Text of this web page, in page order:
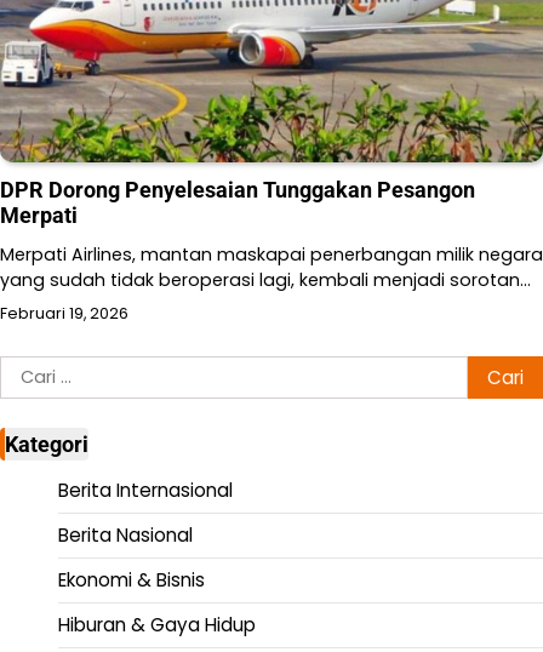
DPR Dorong Penyelesaian Tunggakan Pesangon
Merpati
Merpati Airlines, mantan maskapai penerbangan milik negara
yang sudah tidak beroperasi lagi, kembali menjadi sorotan…
Februari 19, 2026
Cari
untuk:
Kategori
Berita Internasional
Berita Nasional
Ekonomi & Bisnis
Hiburan & Gaya Hidup